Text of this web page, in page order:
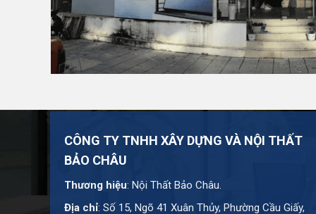
Địa chỉ: Số 15, Ngõ 41 Xuân Thủy, Phường Cầu
Hotline:0984 568 189
Email: admin@suanhabaochau.com
bạn.
CÔNG TY TNHH XÂY DỰNG VÀ NỘI THẤT
BẢO CHÂU
Thương hiệu: Nội Thất Bảo Châu.
Địa chỉ: Số 15, Ngõ 41 Xuân Thủy, Phường Cầu Giấy,